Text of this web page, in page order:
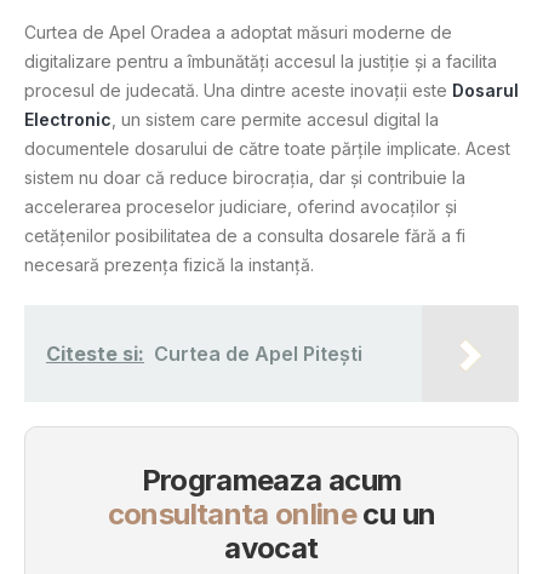
Curtea de Apel Oradea a adoptat măsuri moderne de
digitalizare pentru a îmbunătăți accesul la justiție și a facilita
procesul de judecată. Una dintre aceste inovații este Dosarul
Electronic , un sistem care permite accesul digital la
documentele dosarului de către toate părțile implicate. Acest
sistem nu doar că reduce birocrația, dar și contribuie la
accelerarea proceselor judiciare, oferind avocaților și
cetățenilor posibilitatea de a consulta dosarele fără a fi
necesară prezența fizică la instanță.
Citeste si: Curtea de Apel Pitești
Programeaza acum
consultanta onlinecu un
avocat